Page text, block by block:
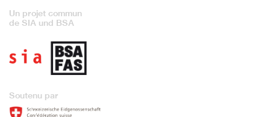
Un projet commun
de SIA und BSA
Soutenu par